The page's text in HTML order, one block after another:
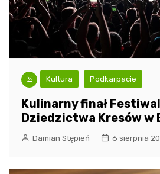
Kultura Podkarpacie
Kulinarny finał
Dziedzictwa Kresów w
Damian Stępień 6 sierpnia